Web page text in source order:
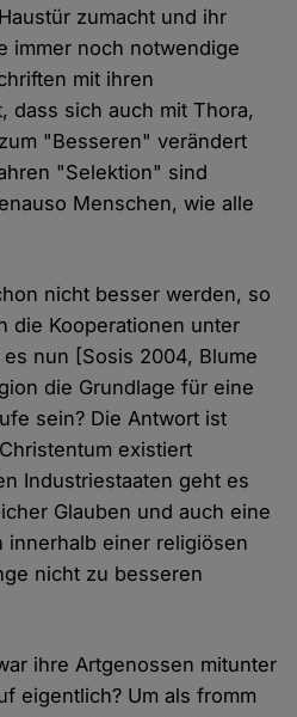
zumacht und ihr
immer noch notwendige
mit ihren
dass sich auch mit Thora,
"Besseren" verändert
"Selektion" sind
Menschen, wie alle
nicht besser werden, so
die Kooperationen unter
nun [Sosis 2004, Blume
die Grundlage für eine
sein? Die Antwort ist
existiert
Industriestaaten geht es
Glauben und auch eine
innerhalb einer religiösen
nicht zu besseren
ihre Artgenossen mitunter
eigentlich? Um als fromm